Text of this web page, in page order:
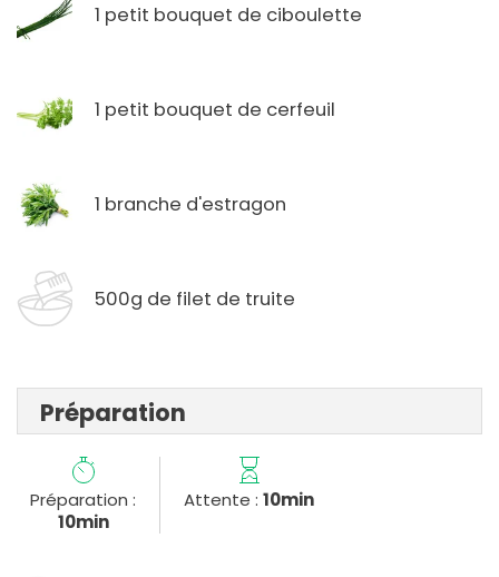
1 petit bouquet de ciboulette
1 petit bouquet de cerfeuil
1 branche d'estragon
500g de filet de truite
Préparation
Préparation :
10min
Attente :10min